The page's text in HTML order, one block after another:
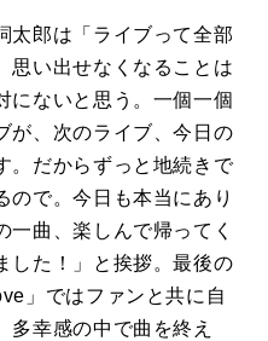
太郎は「ライブって全部
思い出せなくなることは
にないと思う。一個一個
が、次のライブ、今日の
。だからずっと地続きで
ので。今日も本当にあり
一曲、楽しんで帰ってく
した！」と挨拶。最後の
」ではファンと共に自
多幸感の中で曲を終え